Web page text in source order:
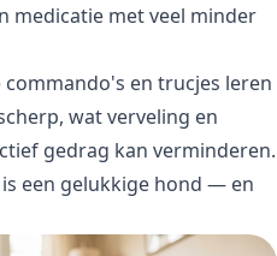
medicatie met veel minder
commando's en trucjes leren
wat verveling en
gedrag kan verminderen.
een gelukkige hond — en